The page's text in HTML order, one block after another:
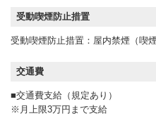
受動喫煙防止措置
受動喫煙防止措置：屋内禁煙（喫
交通費
■交通費支給（規定あり）
※月上限3万円まで支給